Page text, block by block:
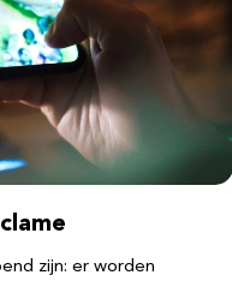
zijn: er worden